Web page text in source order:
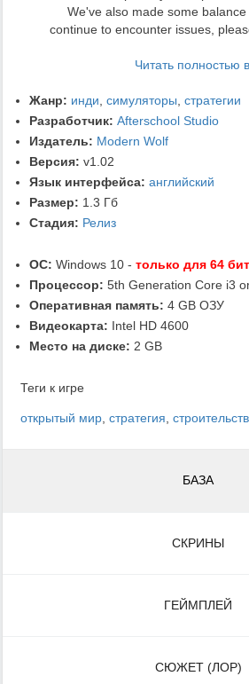
We've also made some
continue to encounter issues,
Читать полностью
Жанр: инди, симуляторы, стратегии
Разработчик: Afterschool Studio
Издатель: Modern Wolf
Версия: v1.02
Язык интерфейса: английский
Размер: 1.3 Гб
Стадия: Релиз
ОС: Windows 10 - только для 64
Процессор: 5th Generation Core i3
Оперативная память: 4 GB ОЗУ
Видеокарта: Intel HD 4600
Место на диске: 2 GB
Теги к игре
открытый мир, стратегия,
БАЗА
СКРИНЫ
ГЕЙМПЛЕЙ
СЮЖЕТ (ЛОР)